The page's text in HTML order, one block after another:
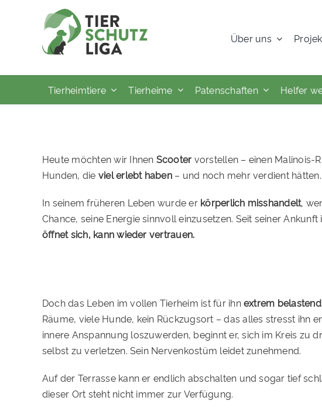
Über uns
Tierheimtiere Tierheime Patenschaften Helfer
Heute möchten wir Ihnen Scooter vorstellen – einen Malinois-
Hunden, die viel erlebt haben– und noch mehr verdient hätten.
In seinem früheren Leben wurde er körperlich misshandelt,
Chance, seine Energie sinnvoll einzusetzen. Seit seiner
öffnet sich, kann wieder vertrauen.
Doch das Leben im vollen Tierheim ist für ihnextrem belastend
Räume, viele Hunde, kein Rückzugsort – das alles stresst ihn
innere Anspannung loszuwerden, beginnt er, sich im Kreis zu
selbst zu verletzen. Sein Nervenkostüm leidet zunehmend.
Auf der Terrasse kann er endlich abschalten und sogar tief
dieser Ort steht nicht immer zur Verfügung.